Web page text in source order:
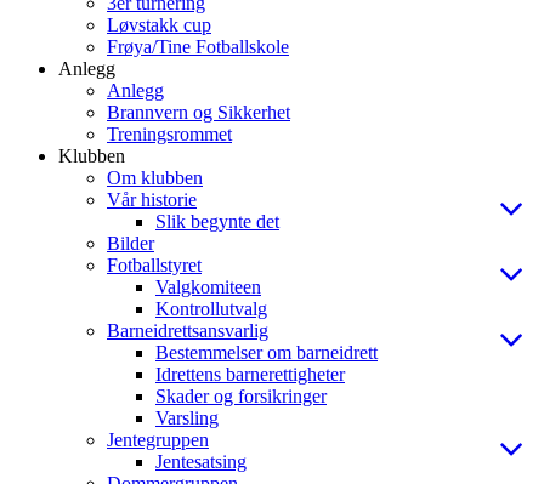
Løvstakk cup
Frøya/Tine Fotballskole
Anlegg
Anlegg
Brannvern og Sikkerhet
Treningsrommet
Klubben
Om klubben
Vår historie
Slik begynte det
Bilder
Fotballstyret
Valgkomiteen
Kontrollutvalg
Barneidrettsansvarlig
Bestemmelser om barneidrett
Idrettens barnerettigheter
Skader og forsikringer
Varsling
Jentegruppen
Jentesatsing